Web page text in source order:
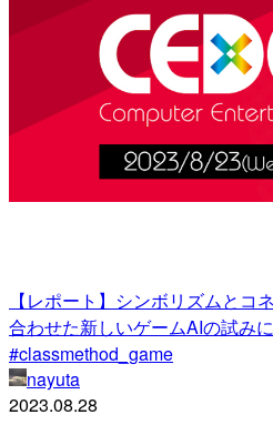
【レポート】シンボリズムとコ
合わせた新しいゲームAIの試み
#classmethod_game
nayuta
2023.08.28